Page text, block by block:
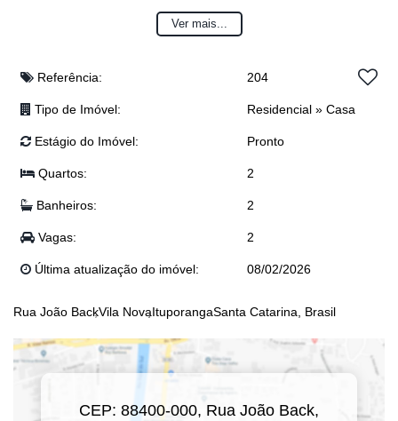
🚗 Garagem para 02 carros
🐕 Canil para cachorro
💰 Valor: R$500.000,00
oportunidade! Entre em contato para mais informações. 📞
🔸Realiza Imobiliária , realizando seus sonhos de morar bem! ✨🔑
Ver mais...
Referência: 204
Tipo de Imóvel: Residencial » Casa
Estágio do Imóvel: Pronto
Quartos: 2
Banheiros: 2
Vagas: 2
Última atualização do imóvel: 08/02/2026
Rua João BackVila NovaItuporangaSanta Catarina, Brasil
CEP: 88400-000, Rua João Back,